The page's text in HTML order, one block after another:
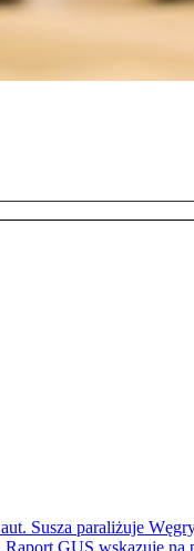
Susza paraliżuje
GUS wskazuje na